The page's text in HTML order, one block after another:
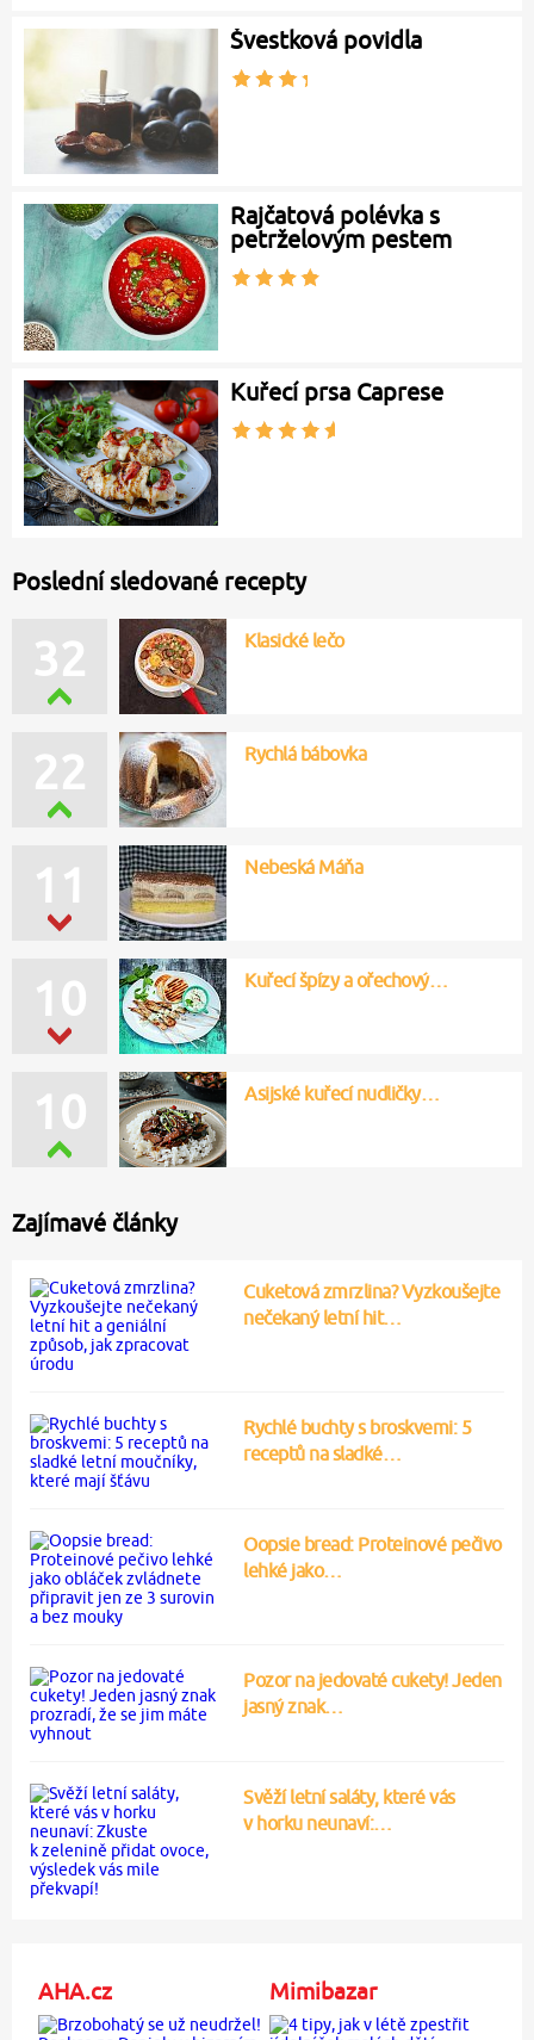
Švestková povidla
Rajčatová polévka s
petrželovým pestem
Kuřecí prsa Caprese
Poslední sledované recepty
32 Klasické lečo
22 Rychlá bábovka
11 Nebeská Máňa
10 Kuřecí špízy a ořechový…
10 Asijské kuřecí nudličky…
Zajímavé články
Cuketová zmrzlina? Vyzkoušejte
nečekaný letní hit…
Rychlé buchty s broskvemi: 5
receptů na sladké…
Oopsie bread: Proteinové pečivo
lehké jako…
Pozor na jedovaté cukety! Jeden
jasný znak…
Svěží letní saláty, které vás
v horku neunaví:…
AHA.cz Mimibazar